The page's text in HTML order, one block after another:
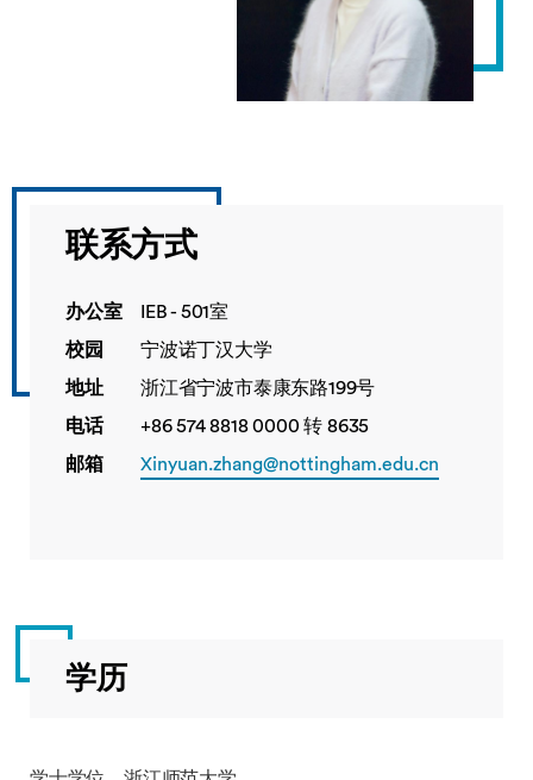
联系方式
办公室
IEB - 501室
校园
宁波诺丁汉大学
地址
浙江省宁波市泰康东路199号
电话
+86 574 8818 0000 转 8635
邮箱
Xinyuan.zhang@nottingham.edu.cn
学历